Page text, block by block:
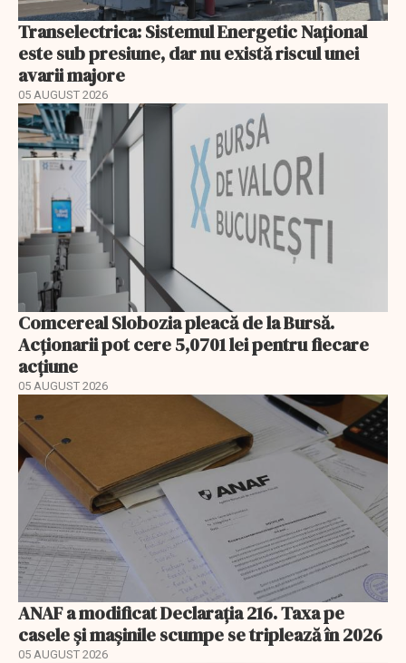
Transelectrica: Sistemul Energetic Național
este sub presiune, dar nu există riscul unei
avarii majore
05 AUGUST 2026
Comcereal Slobozia pleacă de la Bursă.
Acționarii pot cere 5,0701 lei pentru fiecare
acțiune
05 AUGUST 2026
ANAF a modificat Declarația 216. Taxa pe
casele și mașinile scumpe se triplează în 2026
05 AUGUST 2026